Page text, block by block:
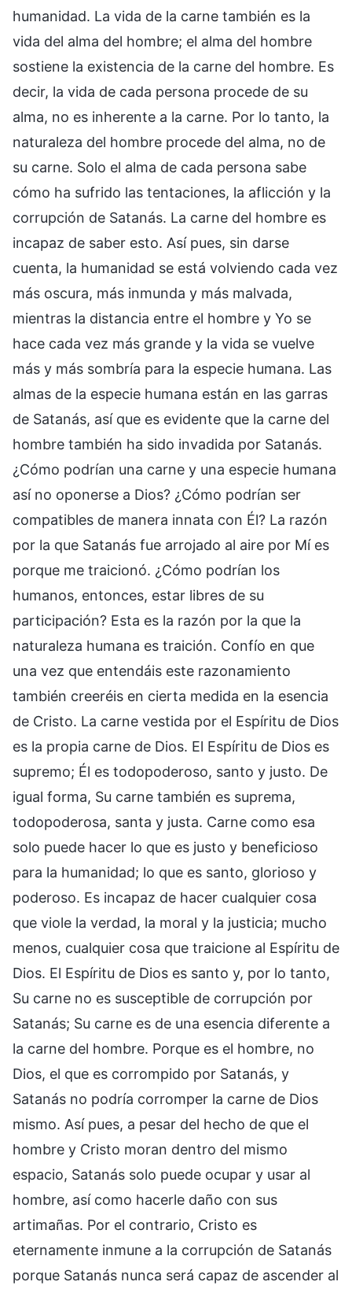
humanidad. La vida de la carne también es la
vida del alma del hombre; el alma del hombre
sostiene la existencia de la carne del hombre. Es
decir, la vida de cada persona procede de su
alma, no es inherente a la carne. Por lo tanto, la
naturaleza del hombre procede del alma, no de
su carne. Solo el alma de cada persona sabe
cómo ha sufrido las tentaciones, la aflicción y la
corrupción de Satanás. La carne del hombre es
incapaz de saber esto. Así pues, sin darse
cuenta, la humanidad se está volviendo cada vez
más oscura, más inmunda y más malvada,
mientras la distancia entre el hombre y Yo se
hace cada vez más grande y la vida se vuelve
más y más sombría para la especie humana. Las
almas de la especie humana están en las garras
de Satanás, así que es evidente que la carne del
hombre también ha sido invadida por Satanás.
¿Cómo podrían una carne y una especie humana
así no oponerse a Dios? ¿Cómo podrían ser
compatibles de manera innata con Él? La razón
por la que Satanás fue arrojado al aire por Mí es
porque me traicionó. ¿Cómo podrían los
humanos, entonces, estar libres de su
participación? Esta es la razón por la que la
naturaleza humana es traición. Confío en que
una vez que entendáis este razonamiento
también creeréis en cierta medida en la esencia
de Cristo. La carne vestida por el Espíritu de Dios
es la propia carne de Dios. El Espíritu de Dios es
supremo; Él es todopoderoso, santo y justo. De
igual forma, Su carne también es suprema,
todopoderosa, santa y justa. Carne como esa
solo puede hacer lo que es justo y beneficioso
para la humanidad; lo que es santo, glorioso y
poderoso. Es incapaz de hacer cualquier cosa
que viole la verdad, la moral y la justicia; mucho
menos, cualquier cosa que traicione al Espíritu de
Dios. El Espíritu de Dios es santo y, por lo tanto,
Su carne no es susceptible de corrupción por
Satanás; Su carne es de una esencia diferente a
la carne del hombre. Porque es el hombre, no
Dios, el que es corrompido por Satanás, y
Satanás no podría corromper la carne de Dios
mismo. Así pues, a pesar del hecho de que el
hombre y Cristo moran dentro del mismo
espacio, Satanás solo puede ocupar y usar al
hombre, así como hacerle daño con sus
artimañas. Por el contrario, Cristo es
eternamente inmune a la corrupción de Satanás
porque Satanás nunca será capaz de ascender al